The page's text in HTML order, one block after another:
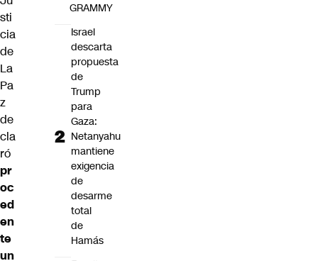
sti
cia
de
La
Pa
z
de
cla
ró
pr
oc
ed
en
te
un
GRAMMY
Israel
descarta
propuesta
de
Trump
para
Gaza:
Netanyahu
mantiene
exigencia
de
desarme
total
de
Hamás